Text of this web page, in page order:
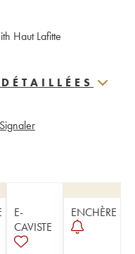
Haut Lafitte
Signaler
E-
CAVISTE
ENCHÈRE